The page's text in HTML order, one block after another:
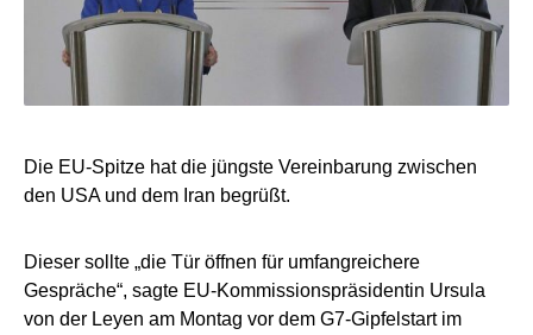
Die EU-Spitze hat die jüngste Vereinbarung zwischen
den USA und dem Iran begrüßt.
Dieser sollte „die Tür öffnen für umfangreichere
Gespräche“, sagte EU-Kommissionspräsidentin Ursula
von der Leyen am Montag vor dem G7-Gipfelstart im